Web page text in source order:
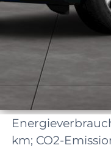
km; CO2-